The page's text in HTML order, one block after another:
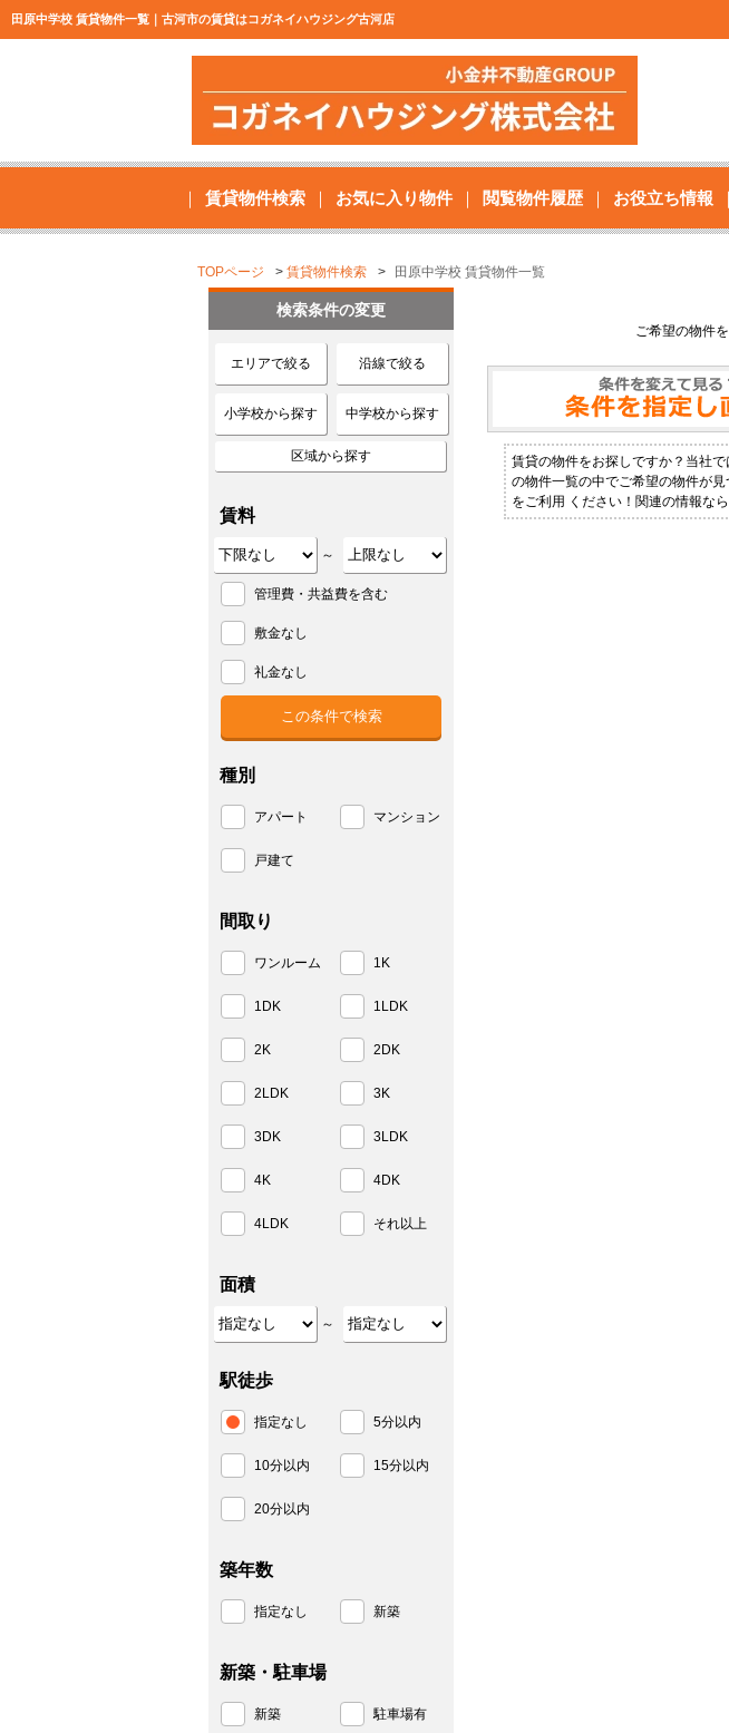
田原中学校 賃貸物件一覧｜古河市の賃貸はコガネイハウジング古河店
賃貸物件検索 お気に入り物件 閲覧物件履歴 お役立ち情報
TOPページ 賃貸物件検索 田原中学校 賃貸物件一覧
ご希望の物件
賃貸の物件をお探しですか？当社
の物件一覧の中でご希望の物件が
をご利用 ください！関連の情報な
検索条件の変更
エリアで絞る 沿線で絞る
小学校から探す 中学校から探す
区域から探す
賃料
～
管理費・共益費を含む
敷金なし
礼金なし
種別
アパート マンション
戸建て
間取り
ワンルーム 1K
1DK 1LDK
2K 2DK
2LDK 3K
3DK 3LDK
4K 4DK
4LDK それ以上
面積
～
駅徒歩
指定なし 5分以内
10分以内 15分以内
20分以内
築年数
指定なし 新築
新築・駐車場
新築 駐車場有